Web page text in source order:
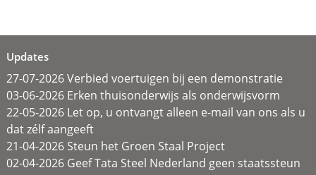
Updates
27-07-2026 Verbied voertuigen bij een demonstratie
03-06-2026 Erken thuisonderwijs als onderwijsvorm
22-05-2026 Let op, u ontvangt alleen e-mail van ons als u
dat zélf aangeeft
21-04-2026 Steun het Groen Staal Project
02-04-2026 Geef Tata Steel Nederland geen staatssteun